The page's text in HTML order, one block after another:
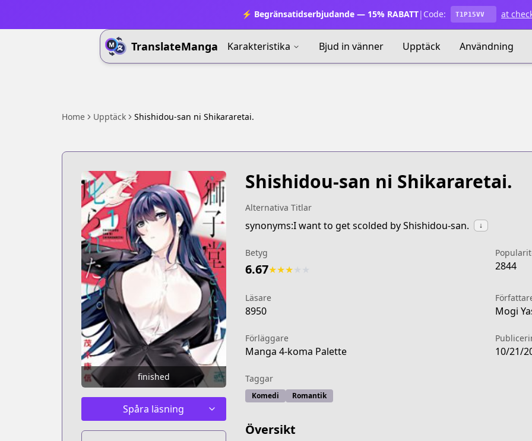
⚡ Begränsatidserbjudande — 15% RABATT| Code: T1P15VV at
TranslateManga Karakteristika Bjud in vänner Upptäck Användning
Home Upptäck Shishidou-san ni Shikararetai.
finished
Spåra läsning
Shishidou-san ni Shikararetai.
Alternativa Titlar
synonyms:I want to get scolded by Shishidou-san. ↓
Betyg
6.67★★★ 2844
Läsare
8950 Mogi
Förläggare
Manga 4-koma Palette 10/21/
Taggar
Komedi Romantik
Översikt